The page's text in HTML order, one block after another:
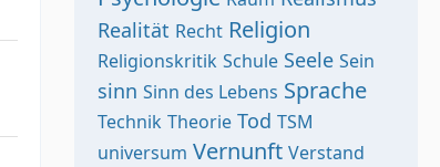
Realität Recht Religion
Religionskritik Schule Seele Sein
sinn Sinn des Lebens Sprache
Technik Theorie Tod TSM
universum Vernunft Verstand